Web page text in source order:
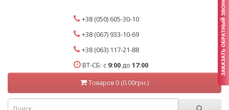
+38 (050) 605-30-10
+38 (067) 933-10-69
+38 (063) 117-21-88
ВТ-СБ: с 9:00 до 17:00
Товаров 0 (0.00грн.)